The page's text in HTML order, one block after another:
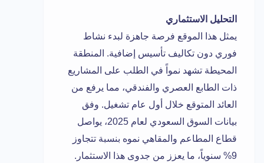
التحليل الاستثماري
يمثل هذا الموقع فرصة جاهزة لبدء نشاط
فوري دون تكاليف تأسيس إضافية. المنطقة
المحيطة تشهد نمواً في الطلب على المشاريع
ذات الطابع العصري والفندقي، مما يرفع من
العائد المتوقع خلال أول عام تشغيل. وفق
بيانات السوق السعودي لعام 2025، يواصل
قطاع المطاعم والمقاهي نموه بنسبة تتجاوز
9% سنوياً، ما يعزز من جدوى هذا الاستثمار.